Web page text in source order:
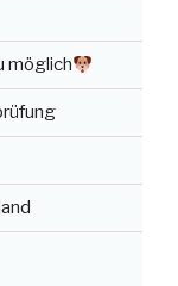
möglich